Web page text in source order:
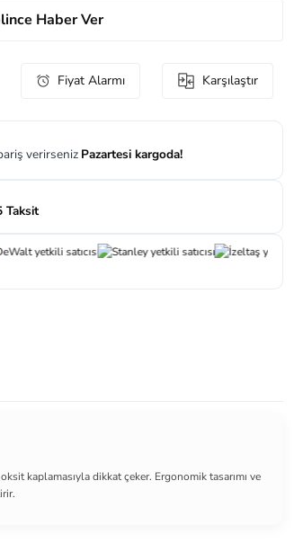
Haber Ver
Fiyat Alarmı Karşılaştır
verirseniz Pazartesi kargoda!
Taksit
kaplamasıyla dikkat çeker. Ergonomik tasarımı ve